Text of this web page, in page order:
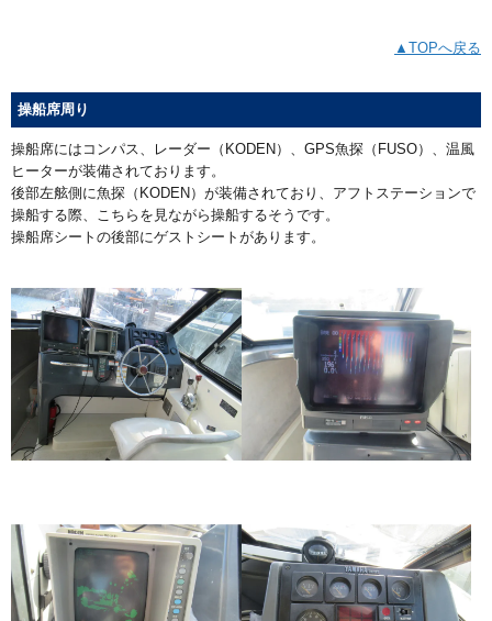
▲TOPへ戻る
操船席周り
操船席にはコンパス、レーダー（KODEN）、GPS魚探（FUSO）、温風
ヒーターが装備されております。
後部左舷側に魚探（KODEN）が装備されており、アフトステーションで
操船する際、こちらを見ながら操船するそうです。
操船席シートの後部にゲストシートがあります。